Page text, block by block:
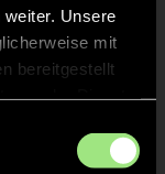
Unsere
mit
bereitgestellt